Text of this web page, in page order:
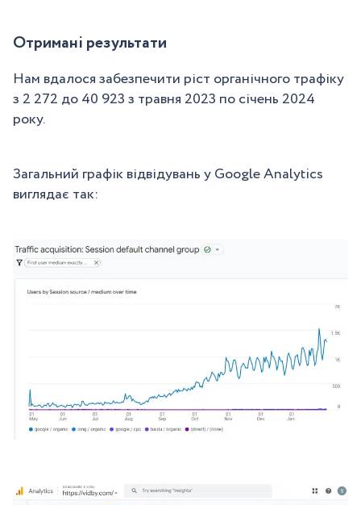
Отримані результати
Нам вдалося забезпечити ріст органічного трафіку
з 2 272 до 40 923 з травня 2023 по січень 2024
року.
Загальний графік відвідувань у Google Analytics
виглядає так: